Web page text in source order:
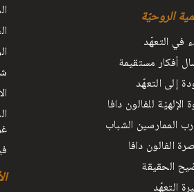
الروحيّة
في التعهّد
أفكار مستقيمة
إلى التعهّد
الإلهيّة للفالون دافا
الممارسين الشباب
الفالون دافا
الحقيقة
التعهّد